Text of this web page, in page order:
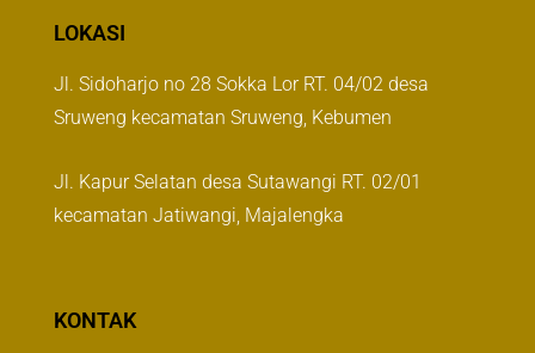
LOKASI
Jl. Sidoharjo no 28 Sokka Lor RT. 04/02 desa
Sruweng kecamatan Sruweng, Kebumen
Jl. Kapur Selatan desa Sutawangi RT. 02/01
kecamatan Jatiwangi, Majalengka
KONTAK